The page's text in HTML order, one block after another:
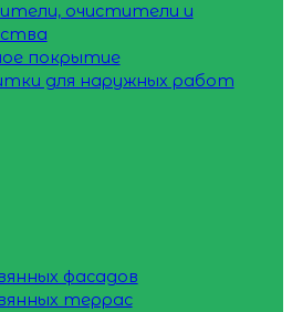
очистители и
покрытие
для наружных работ
фасадов
террас